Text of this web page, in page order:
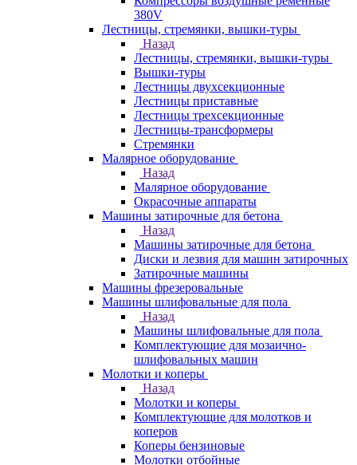
380V
Лестницы, стремянки, вышки-туры
Назад
Лестницы, стремянки, вышки-туры
Вышки-туры
Лестницы двухсекционные
Лестницы приставные
Лестницы трехсекционные
Лестницы-трансформеры
Стремянки
Малярное оборудование
Назад
Малярное оборудование
Окрасочные аппараты
Машины затирочные для бетона
Назад
Машины затирочные для бетона
Диски и лезвия для машин затирочных
Затирочные машины
Машины фрезеровальные
Машины шлифовальные для пола
Назад
Машины шлифовальные для пола
Комплектующие для мозаично-
шлифовальных машин
Молотки и коперы
Назад
Молотки и коперы
Комплектующие для молотков и
коперов
Коперы бензиновые
Молотки отбойные